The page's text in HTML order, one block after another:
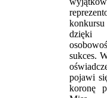
konkursu
dzięki
sukces.
pojawi
koronę